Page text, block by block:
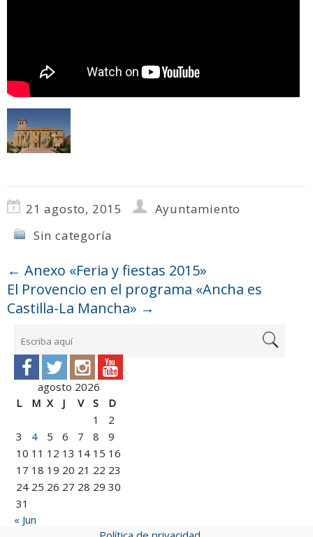
21 agosto, 2015
Ayuntamiento
Sin categoría
← Anexo «Feria y fiestas 2015»
El Provencio en el programa «Ancha es
Castilla-La Mancha» →
agosto 2026
L
M X J V S
D
1
2
3
4 5 6 7 8
9
10 11 12 13 14 15 16
17 18 19 20 21 22 23
24 25 26 27 28 29 30
31
« Jun